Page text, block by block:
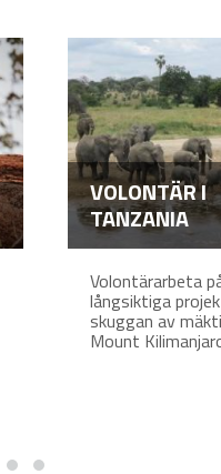
VOLONTÄR I
TANZANIA
Volontärarbeta
långsiktiga
skuggan av
Mount